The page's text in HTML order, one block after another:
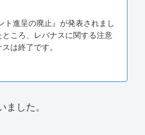
ト進呈の廃止』が発表されまし
ころ、レバナスに関する注意
は終了です。
した。